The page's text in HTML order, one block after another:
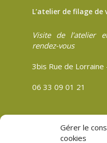
Gérer le
cookies
L’atelier de filage
Visite de l’atelier
rendez-vous
3bis Rue de
06 33 09 01 21